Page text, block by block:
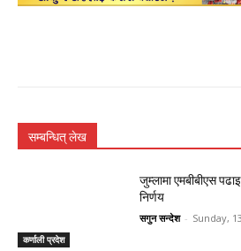
सम्बन्धित् लेख
कर्णाली प्रदेश
जुम्लामा एमबीबीएस
निर्णय
सगुन सन्देश - Sunday,